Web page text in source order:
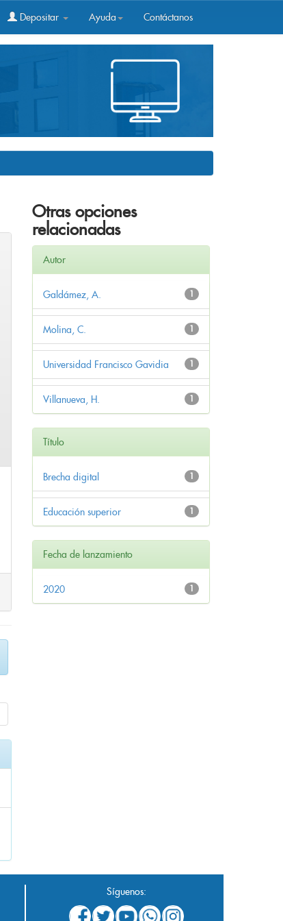
Depositar Ayuda Contáctanos
Otras opciones
relacionadas
Autor
1
Galdámez, A.
1
Molina, C.
1
Universidad Francisco Gavidia
1
Villanueva, H.
Título
1
Brecha digital
1
Educación superior
Fecha de lanzamiento
1
2020
Síguenos: